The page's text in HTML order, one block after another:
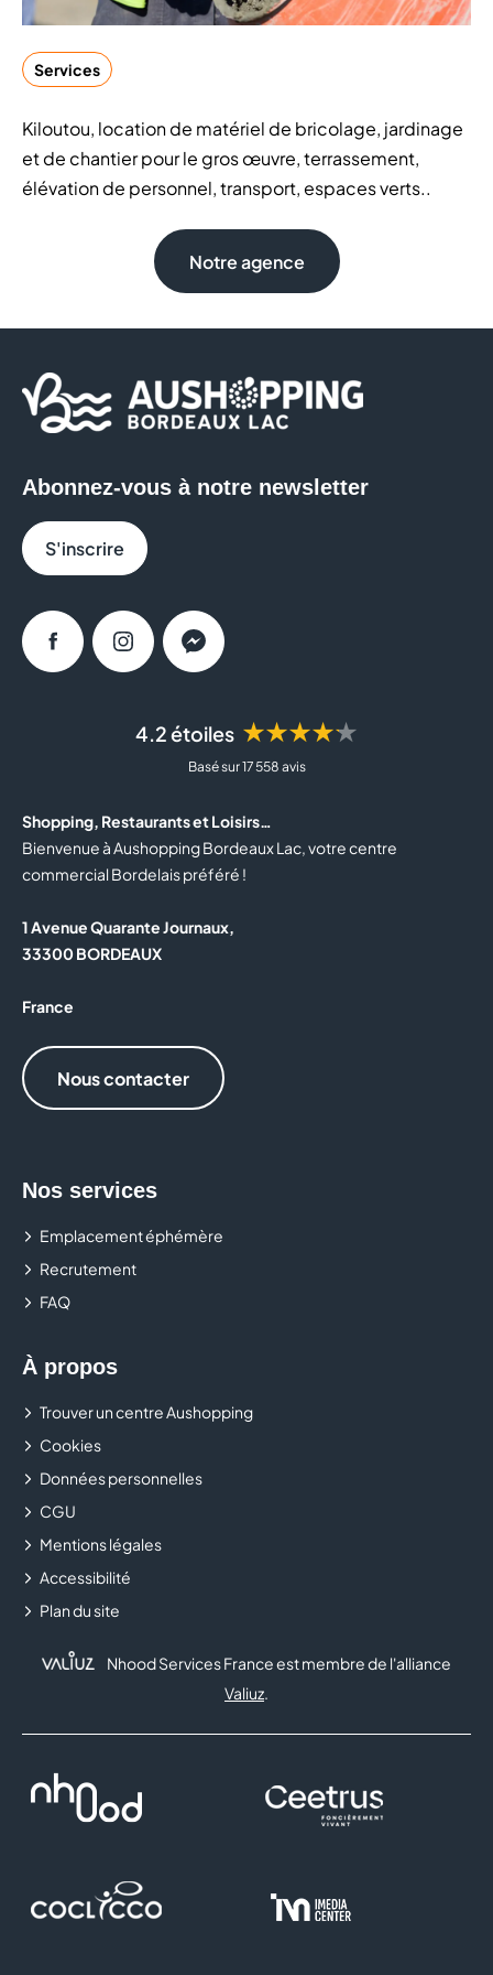
Services
Kiloutou, location de matériel de bricolage, jardinage
et de chantier pour le gros œuvre, terrassement,
élévation de personnel, transport, espaces verts..
Notre agence
4.2 étoiles ★★★★★
Basé sur 17 558 avis
Shopping, Restaurants et Loisirs…
Bienvenue à Aushopping Bordeaux Lac, votre centre
commercial Bordelais préféré !
1 Avenue Quarante Journaux,
33300 BORDEAUX
France
Nous contacter
Nos services
Emplacement éphémère
Recrutement
FAQ
À propos
Trouver un centre Aushopping
Cookies
Données personnelles
CGU
Mentions légales
Accessibilité
Plan du site
Abonnez-vous à notre newsletter
S'inscrire
FacebookInstagramMessenger
Nhood Services France est membre de l'alliance
Valiuz.